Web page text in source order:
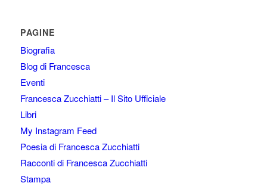
PAGINE
Biografia
Blog di Francesca
Eventi
Francesca Zucchiatti – Il Sito Ufficiale
Libri
My Instagram Feed
Poesia di Francesca Zucchiatti
Racconti di Francesca Zucchiatti
Stampa